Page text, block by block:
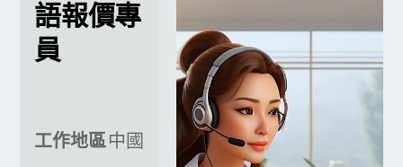
語報價專
員
工作地區中國